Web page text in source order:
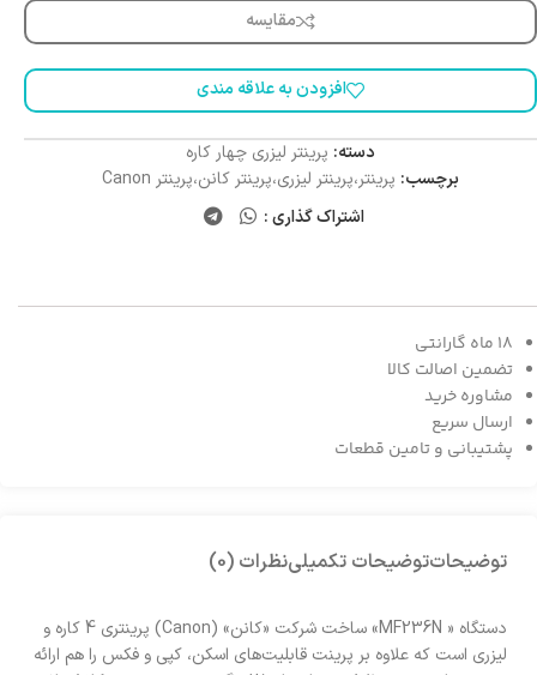
مقایسه
افزودن به علاقه مندی
دسته: پرینتر لیزری چهار کاره
برچسب: پرینتر،پرینتر لیزری،پرینتر کانن،پرینتر Canon
اشتراک گذاری :
18 ماه گارانتی
تضمین اصالت کالا
مشاوره خرید
ارسال سریع
پشتیبانی و تامین قطعات
توضیحاتتوضیحات تکمیلینظرات (0)
دستگاه « MF236N» ساخت شرکت «کانن» (Canon) پرینتری 4 کاره و
لیزری است که علاوه بر پرینت قابلیت‌های اسکن، کپی و فکس را هم ارائه